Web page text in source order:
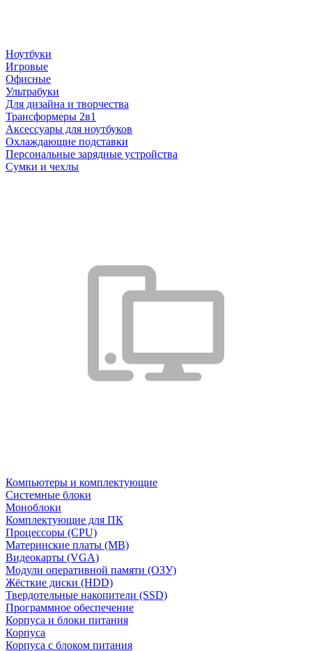
Ноутбуки
Игровые
Офисные
Ультрабуки
Для дизайна и творчества
Трансформеры 2в1
Аксессуары для ноутбуков
Охлаждающие подставки
Персональные зарядные устройства
Сумки и чехлы
Компьютеры и комплектующие
Системные блоки
Моноблоки
Комплектующие для ПК
Процессоры (CPU)
Материнские платы (MB)
Видеокарты (VGA)
Модули оперативной памяти (ОЗУ)
Жёсткие диски (HDD)
Твердотельные накопители (SSD)
Программное обеспечение
Корпуса и блоки питания
Корпуса
Корпуса с блоком питания